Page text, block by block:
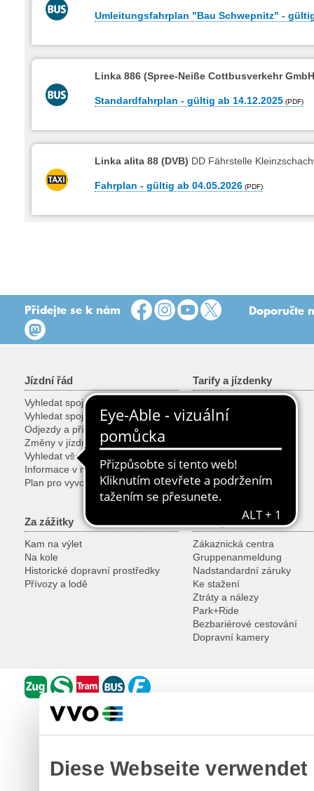
Diese Webseite
Umleitungsfahrplan "Bau Schwepnitz" -
Linka 886 (Spree-Neiße Cottbusverkehr
Standardfahrplan - gültig ab 14.12.2025
Linka alita 88 (DVB) DD Fährstelle
Fahrplan - gültig ab 04.05.2026
Přidejte se k nám Doporučte
Jízdní řád
Vyhledat spoj
Vyhledat spoj podle zastávky
Odjezdy a příjezdy
Změny v jízdním řádu
Vyhledat všechny spoje
Informace v mobilu
Plan pro vyvojare
Tarify a jízdenky
Jízdenky
Speciální jízdenky
Za zážitky
Kam na výlet
Na kole
Historické dopravní prostředky
Přívozy a lodě
Zákaznická centra
Gruppenanmeldung
Nadstandardní záruky
Ke stažení
Ztráty a nálezy
Park+Ride
Bezbariérové cestování
Dopravní kamery